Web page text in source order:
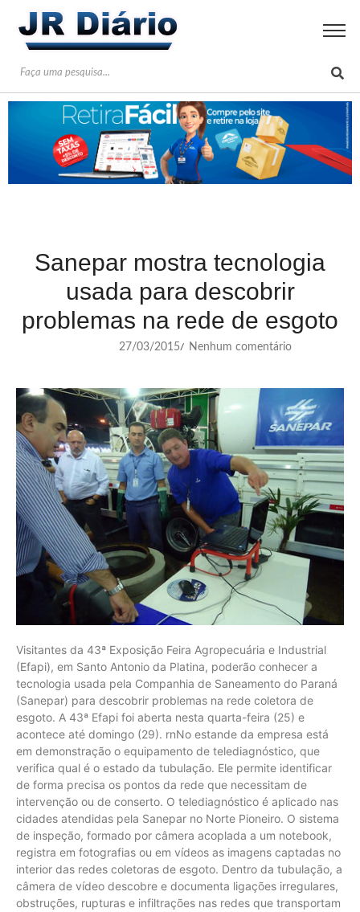
Sanepar mostra tecnologia
usada para descobrir
problemas na rede de esgoto
27/03/2015/ Nenhum comentário
Visitantes da 43ª Exposição Feira Agropecuária e Industrial
(Efapi), em Santo Antonio da Platina, poderão conhecer a
tecnologia usada pela Companhia de Saneamento do Paraná
(Sanepar) para descobrir problemas na rede coletora de
esgoto. A 43ª Efapi foi aberta nesta quarta-feira (25) e
acontece até domingo (29). rnNo estande da empresa está
em demonstração o equipamento de telediagnóstico, que
verifica qual é o estado da tubulação. Ele permite identificar
de forma precisa os pontos da rede que necessitam de
intervenção ou de conserto. O telediagnóstico é aplicado nas
cidades atendidas pela Sanepar no Norte Pioneiro. O sistema
de inspeção, formado por câmera acoplada a um notebook,
registra em fotografias ou em vídeos as imagens captadas no
interior das redes coletoras de esgoto. Dentro da tubulação, a
câmera de vídeo descobre e documenta ligações irregulares,
obstruções, rupturas e infiltrações nas redes que transportam